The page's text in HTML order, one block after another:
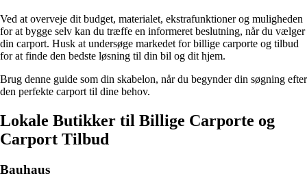
Ved at overveje dit budget, materialet, ekstrafunktioner og muligheden
for at bygge selv kan du træffe en informeret beslutning, når du vælger
din carport. Husk at undersøge markedet for billige carporte og tilbud
for at finde den bedste løsning til din bil og dit hjem.
Brug denne guide som din skabelon, når du begynder din søgning efter
den perfekte carport til dine behov.
Lokale Butikker til Billige Carporte og
Carport Tilbud
Bauhaus